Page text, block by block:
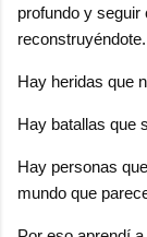
profundo y seguir
reconstruyéndote.
Hay heridas que
Hay batallas que
Hay personas
mundo que